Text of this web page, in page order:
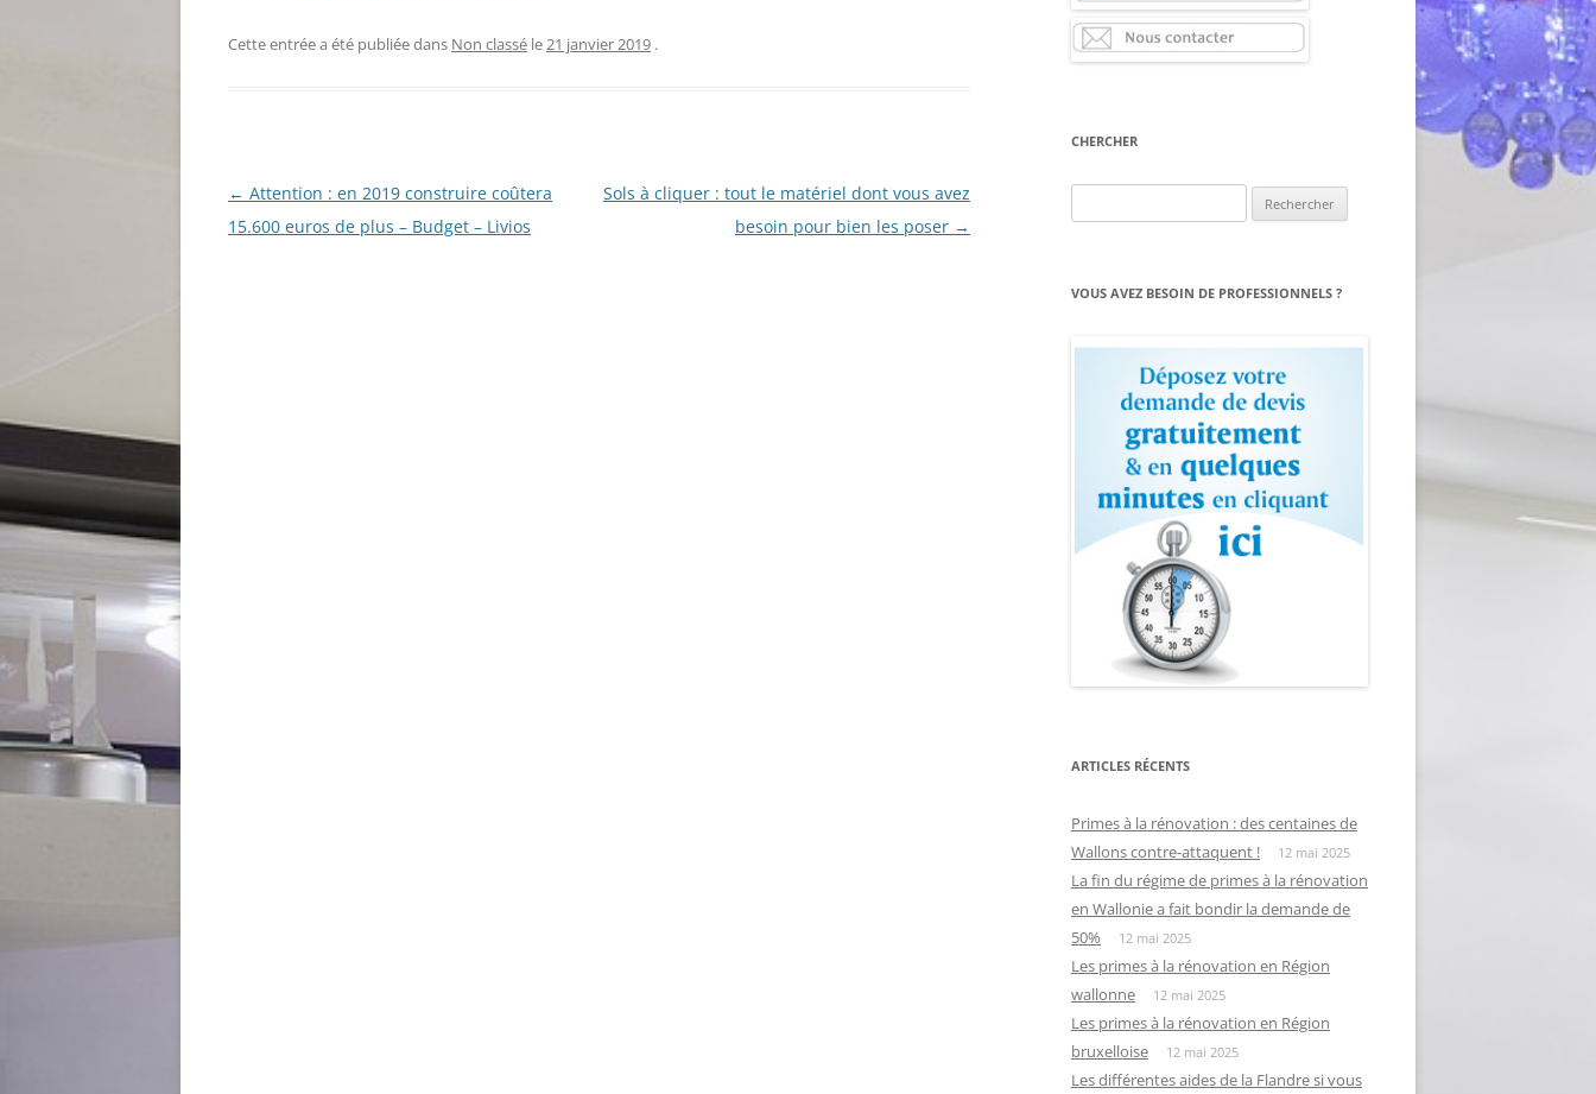
Cette entrée a été publiée dans Non classé le21 janvier 2019 .
Navigation
des
← Attention : en 2019 construire coûtera
15.600 euros de plus – Budget – Livios
Sols à cliquer : tout le matériel dont vous avez
besoin pour bien les poser →
CHERCHER
VOUS AVEZ BESOIN DE PROFESSIONNELS ?
ARTICLES RÉCENTS
Primes à la rénovation : des centaines de
Wallons contre-attaquent !
12 mai 2025
La fin du régime de primes à la rénovation
en Wallonie a fait bondir la demande de
50%
12 mai 2025
Les primes à la rénovation en Région
wallonne
12 mai 2025
Les primes à la rénovation en Région
bruxelloise
12 mai 2025
Les différentes aides de la Flandre si vous